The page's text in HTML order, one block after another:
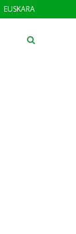
EUSKARA